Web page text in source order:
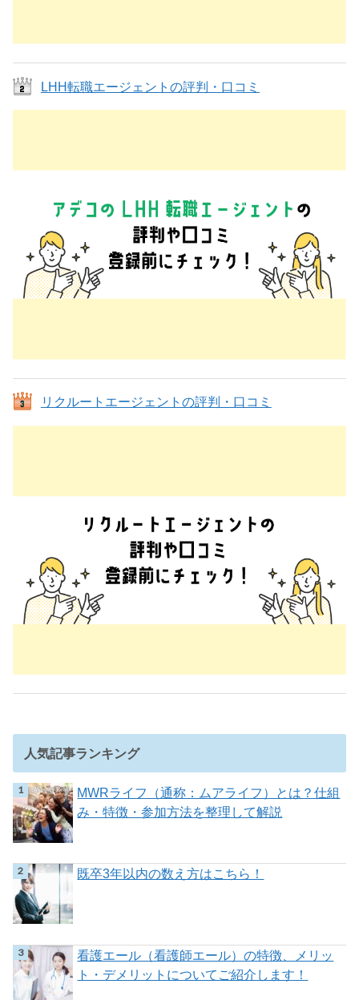
LHH転職エージェントの評判・口コミ
リクルートエージェントの評判・口コミ
人気記事ランキング
MWRライフ（通称：ムアライフ）とは？仕組
み・特徴・参加方法を整理して解説
既卒3年以内の数え方はこちら！
看護エール（看護師エール）の特徴、メリッ
ト・デメリットについてご紹介します！